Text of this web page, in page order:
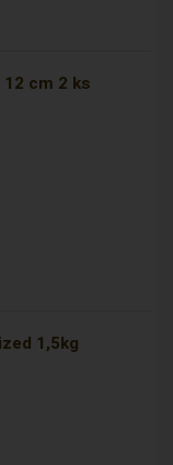
cm 2 ks
1,5kg